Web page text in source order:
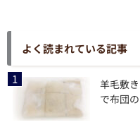
よく読まれている記事
羊毛敷
で布団